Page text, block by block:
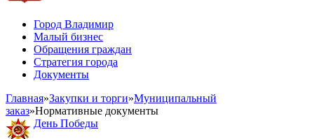
Город Владимир
Малый бизнес
Обращения граждан
Стратегия города
Документы
Главная»Закупки и торги»Муниципальный
заказ»Нормативные документы
День Победы